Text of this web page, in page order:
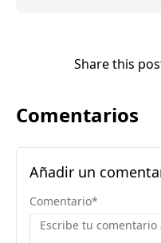
Share this
Comentarios
Añadir un
Comentario*